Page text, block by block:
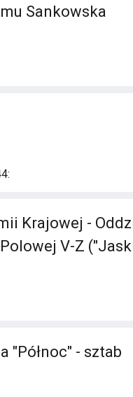
Sankowska
Krajowej -
V-Z
"Północ" - sztab